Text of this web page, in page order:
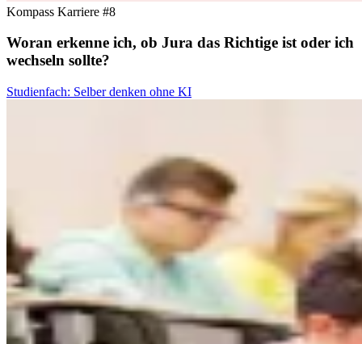
Kompass Karriere #8
Woran erkenne ich, ob Jura das Richtige ist oder ich
wechseln sollte?
Studienfach: Selber denken ohne KI